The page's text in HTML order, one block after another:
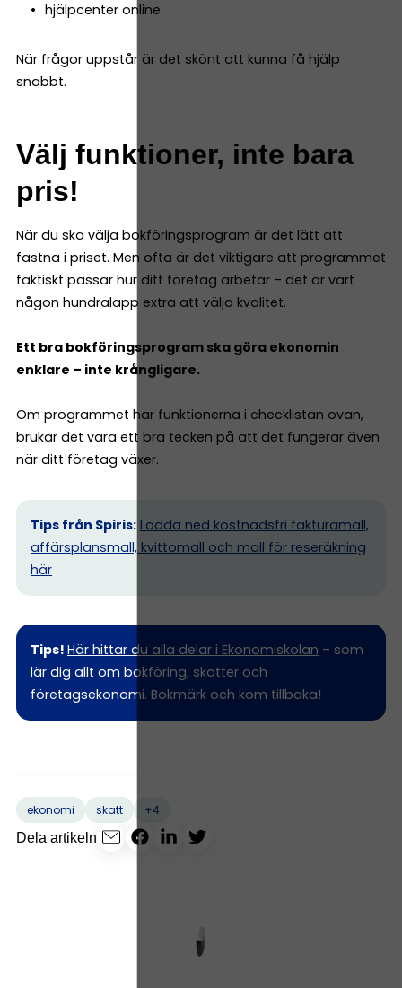
hjälpcenter online
När frågor uppstår är det skönt att kunna få hjälp
snabbt.
Välj funktioner, inte bara
pris!
När du ska välja bokföringsprogram är det lätt att
fastna i priset. Men ofta är det viktigare att programmet
faktiskt passar hur ditt företag arbetar – det är värt
någon hundralapp extra att välja kvalitet.
Ett bra bokföringsprogram ska göra ekonomin
enklare – inte krångligare.
Om programmet har funktionerna i checklistan ovan,
brukar det vara ett bra tecken på att det fungerar även
när ditt företag växer.
Tips från Spiris: Ladda ned kostnadsfri fakturamall,
affärsplansmall, kvittomall och mall för reseräkning
här
Tips! Här hittar du alla delar i Ekonomiskolan – som
lär dig allt om bokföring, skatter och
företagsekonomi. Bokmärk och kom tillbaka!
ekonomi skatt
+4
Dela artikeln